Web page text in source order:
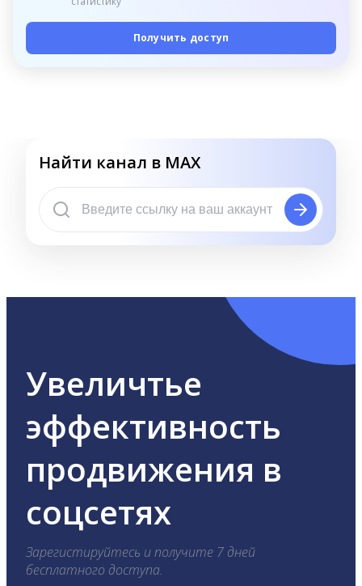
Получить доступ
Найти канал в MAX
Увеличтье
эффективность
продвижения в
соцсетях
Зарегистируйтесь и получите 7 дней
бесплатного доступа.